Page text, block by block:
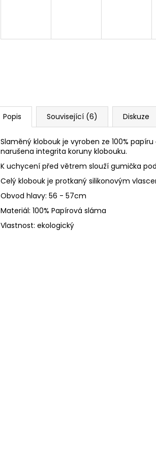
Popis Související (6) Diskuze
Slaměný klobouk je vyroben ze 100%
narušena integrita koruny klobouku.
K uchycení před větrem slouží gumička
Celý klobouk je protkaný silikonovým
Obvod hlavy: 56 - 57cm
Materiál: 100% Papírová sláma
Vlastnost: ekologický